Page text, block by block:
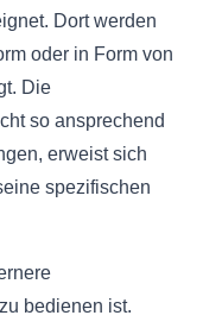
Dort werden
oder in Form von
Die
so ansprechend
erweist sich
spezifischen
bedienen ist.